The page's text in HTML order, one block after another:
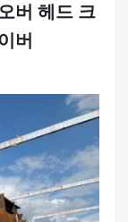
버 헤드 크
버